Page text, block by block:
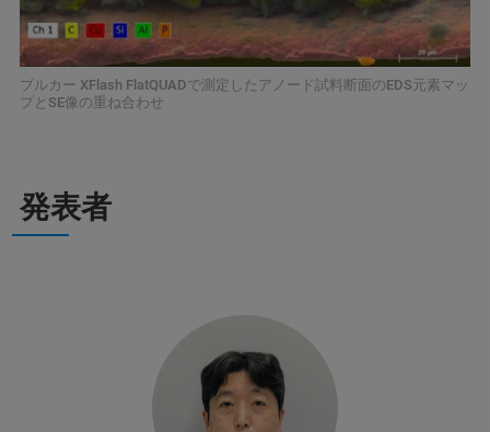
ブルカー XFlash FlatQUADで測定したアノード試料断面のEDS元素マッ
プとSE像の重ね合わせ
発表者